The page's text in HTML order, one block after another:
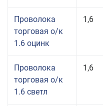
Проволока
торговая о/к
1.6 оцинк
1,6
Проволока
торговая о/к
1.6 светл
1,6